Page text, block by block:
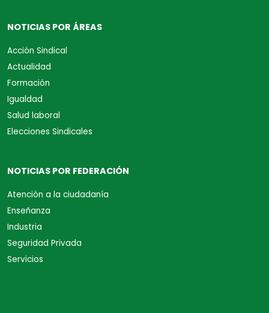
NOTICIAS POR ÁREAS
Acción Sindical
Actualidad
Formación
Igualdad
Salud laboral
Elecciones Sindicales
NOTICIAS POR FEDERACIÓN
Atención a la ciudadanía
Enseñanza
Industria
Seguridad Privada
Servicios